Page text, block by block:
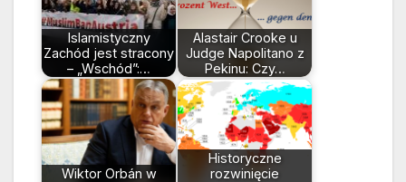
Islamistyczny
Zachód jest stracony
– „Wschód”:…
Alastair Crooke u
Judge Napolitano z
Pekinu: Czy…
Wiktor Orbán w
Historyczne
rozwinięcie